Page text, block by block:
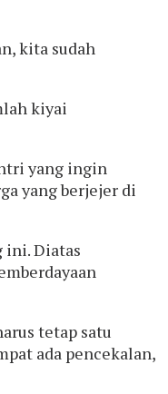
kita sudah
kiyai
yang ingin
yang berjejer di
ini. Diatas
tetap satu
ada pencekalan,